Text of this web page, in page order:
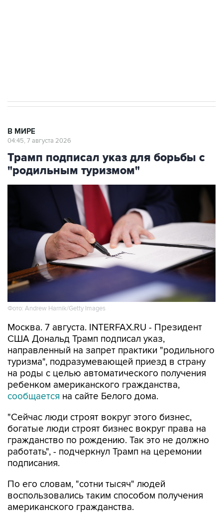
В МИРЕ
04:45, 7 августа 2026
Трамп подписал указ для борьбы с
"родильным туризмом"
Фото: Andrew Harnik/Getty Images
Москва. 7 августа. INTERFAX.RU - Президент
США Дональд Трамп подписал указ,
направленный на запрет практики "родильного
туризма", подразумевающей приезд в страну
на роды с целью автоматического получения
ребенком американского гражданства,
сообщается на сайте Белого дома.
"Сейчас люди строят вокруг этого бизнес,
богатые люди строят бизнес вокруг права на
гражданство по рождению. Так это не должно
работать", - подчеркнул Трамп на церемонии
подписания.
По его словам, "сотни тысяч" людей
воспользовались таким способом получения
американского гражданства.